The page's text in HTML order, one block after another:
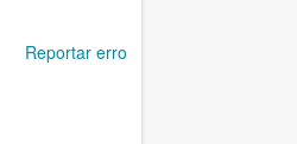
Reportar erro